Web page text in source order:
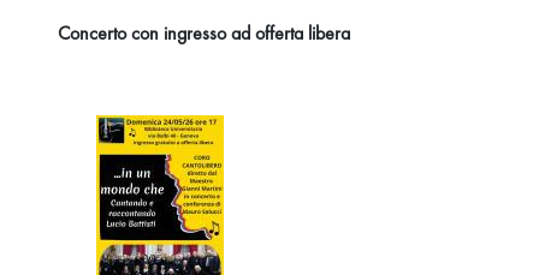
Concerto con ingresso ad offerta libera